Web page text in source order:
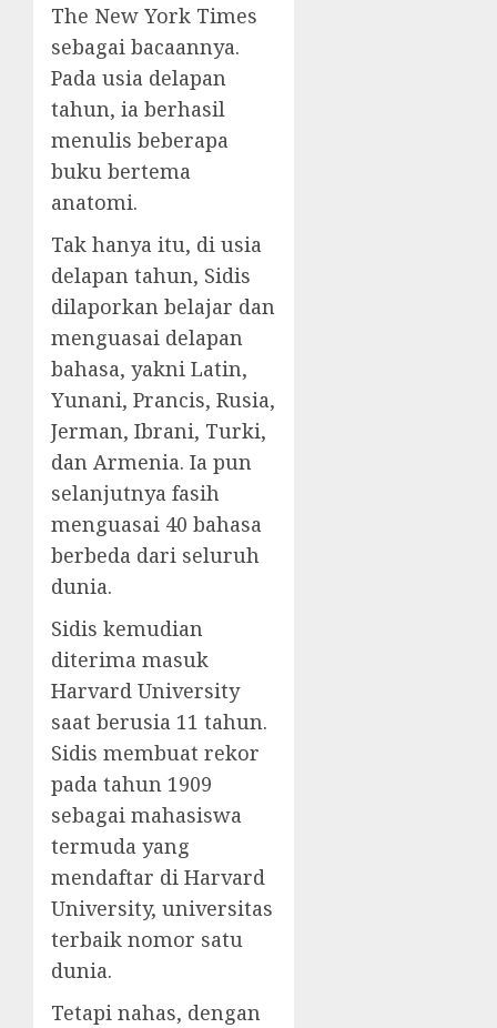
The New York Times
sebagai bacaannya.
Pada usia delapan
tahun, ia berhasil
menulis beberapa
buku bertema
anatomi.
Tak hanya itu, di usia
delapan tahun, Sidis
dilaporkan belajar dan
menguasai delapan
bahasa, yakni Latin,
Yunani, Prancis, Rusia,
Jerman, Ibrani, Turki,
dan Armenia. Ia pun
selanjutnya fasih
menguasai 40 bahasa
berbeda dari seluruh
dunia.
Sidis kemudian
diterima masuk
Harvard University
saat berusia 11 tahun.
Sidis membuat rekor
pada tahun 1909
sebagai mahasiswa
termuda yang
mendaftar di Harvard
University, universitas
terbaik nomor satu
dunia.
Tetapi nahas, dengan